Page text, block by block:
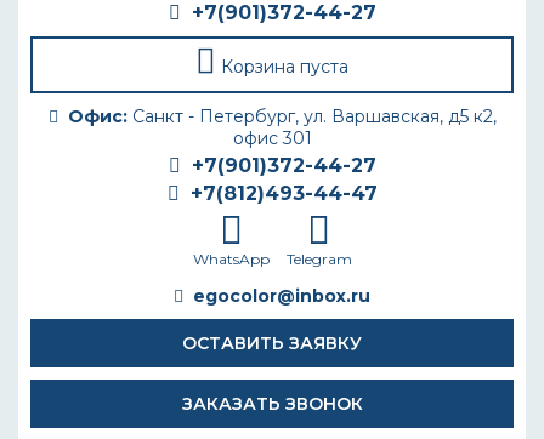
+7(901)372-44-27
Корзина пуста
Офис:Санкт - Петербург, ул. Варшавская, д5 к2,
офис 301
+7(901)372-44-27
+7(812)493-44-47
WhatsApp Telegram
egocolor@inbox.ru
ОСТАВИТЬ ЗАЯВКУ
ЗАКАЗАТЬ ЗВОНОК